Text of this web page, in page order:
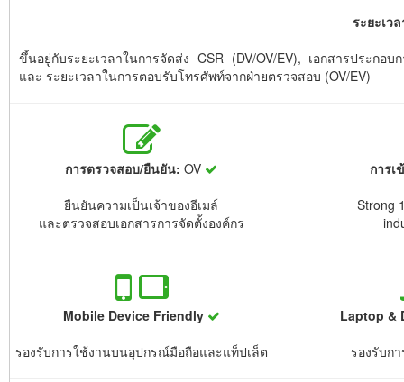
ระยะเว
ขึ้นอยู่กับระยะเวลาในการจัดส่ง CSR (DV/OV/EV), เอกสารประกอ
และ ระยะเวลาในการตอบรับโทรศัพท์จากฝ่ายตรวจสอบ (OV/EV)
การตรวจสอบ/ยืนยัน: OV
ยืนยันความเป็นเจ้าของอีเมล์
และตรวจสอบเอกสารการจัดตั้งองค์กร
การเ
Strong
Mobile Device Friendly
รองรับการใช้งานบนอุปกรณ์มือถือและแท็ปเล็ต
Laptop &
รองรับก